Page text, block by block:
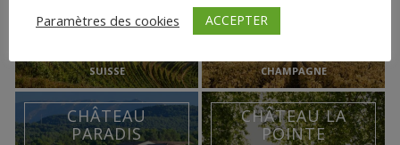
SUISSE CHAMPAGNE
CHÂTEAU
PARADIS
CHÂTEAU LA
POINTE
Paramètres des cookies
ACCEPTER